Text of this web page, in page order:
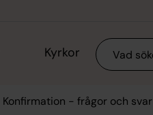
Kyrkor Sök
Konfirmation - frågor och svar